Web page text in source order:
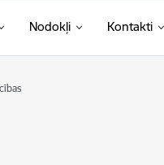
Nodokļi Kontakti